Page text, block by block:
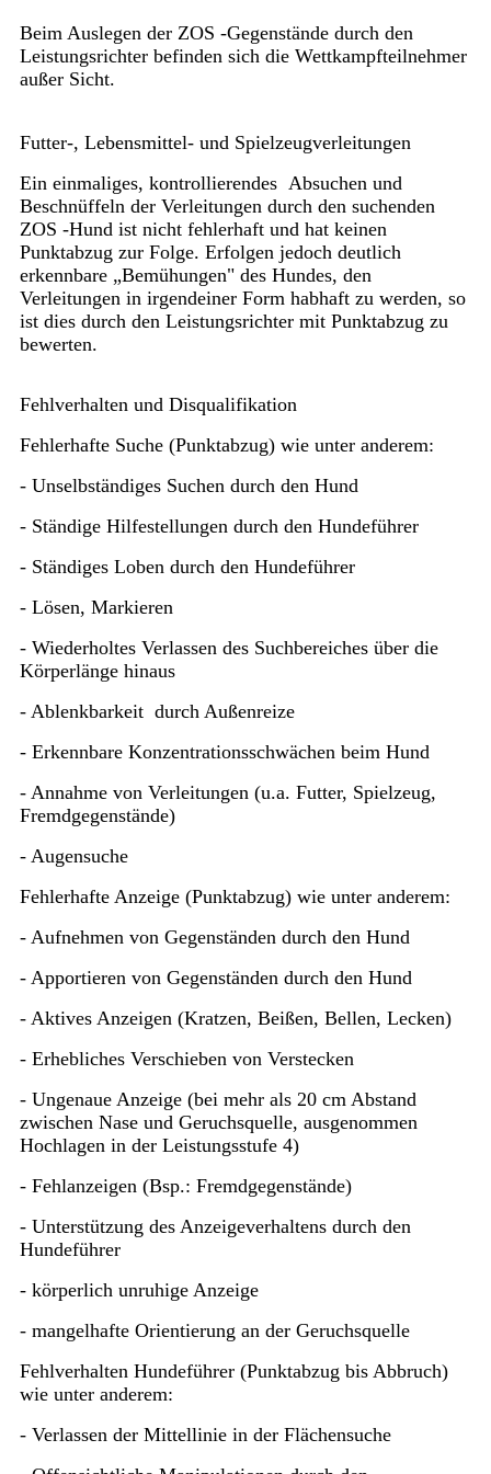
Beim Auslegen der ZOS -Gegenstände durch den
Leistungsrichter befinden sich die Wettkampfteilnehmer
außer Sicht.
Futter-, Lebensmittel- und Spielzeugverleitungen
Ein einmaliges, kontrollierendes Absuchen und
Beschnüffeln der Verleitungen durch den suchenden
ZOS -Hund ist nicht fehlerhaft und hat keinen
Punktabzug zur Folge. Erfolgen jedoch deutlich
erkennbare „Bemühungen" des Hundes, den
Verleitungen in irgendeiner Form habhaft zu werden, so
ist dies durch den Leistungsrichter mit Punktabzug zu
bewerten.
Fehlverhalten und Disqualifikation
Fehlerhafte Suche (Punktabzug) wie unter anderem:
- Unselbständiges Suchen durch den Hund
- Ständige Hilfestellungen durch den Hundeführer
- Ständiges Loben durch den Hundeführer
- Lösen, Markieren
- Wiederholtes Verlassen des Suchbereiches über die
Körperlänge hinaus
- Ablenkbarkeit durch Außenreize
- Erkennbare Konzentrationsschwächen beim Hund
- Annahme von Verleitungen (u.a. Futter, Spielzeug,
Fremdgegenstände)
- Augensuche
Fehlerhafte Anzeige (Punktabzug) wie unter anderem:
- Aufnehmen von Gegenständen durch den Hund
- Apportieren von Gegenständen durch den Hund
- Aktives Anzeigen (Kratzen, Beißen, Bellen, Lecken)
- Erhebliches Verschieben von Verstecken
- Ungenaue Anzeige (bei mehr als 20 cm Abstand
zwischen Nase und Geruchsquelle, ausgenommen
Hochlagen in der Leistungsstufe 4)
- Fehlanzeigen (Bsp.: Fremdgegenstände)
- Unterstützung des Anzeigeverhaltens durch den
Hundeführer
- körperlich unruhige Anzeige
- mangelhafte Orientierung an der Geruchsquelle
Fehlverhalten Hundeführer (Punktabzug bis Abbruch)
wie unter anderem:
- Verlassen der Mittellinie in der Flächensuche